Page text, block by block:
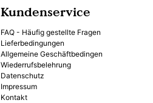
Kundenservice
FAQ - Häufig gestellte Fragen
Lieferbedingungen
Allgemeine Geschäftbedingen
Wiederrufsbelehrung
Datenschutz
Impressum
Kontakt